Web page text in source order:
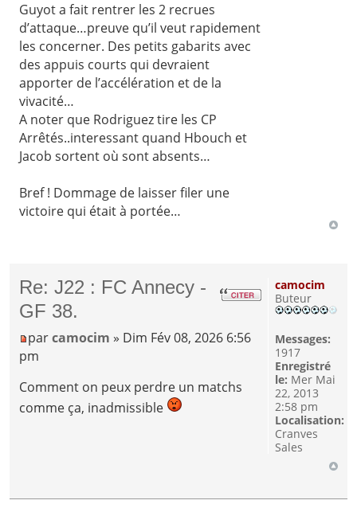
Guyot a fait rentrer les 2 recrues
d’attaque…preuve qu’il veut rapidement
les concerner. Des petits gabarits avec
des appuis courts qui devraient
apporter de l’accélération et de la
vivacité…
A noter que Rodriguez tire les CP
Arrêtés..interessant quand Hbouch et
Jacob sortent où sont absents…
Bref ! Dommage de laisser filer une
victoire qui était à portée…
Re: J22 : FC Annecy -
GF 38.
parcamocim » Dim Fév 08, 2026 6:56
pm
Comment on peux perdre un matchs
comme ça, inadmissible
camocim
Buteur
Messages:
1917
Enregistré
le: Mer Mai
22, 2013
2:58 pm
Localisation:
Cranves
Sales